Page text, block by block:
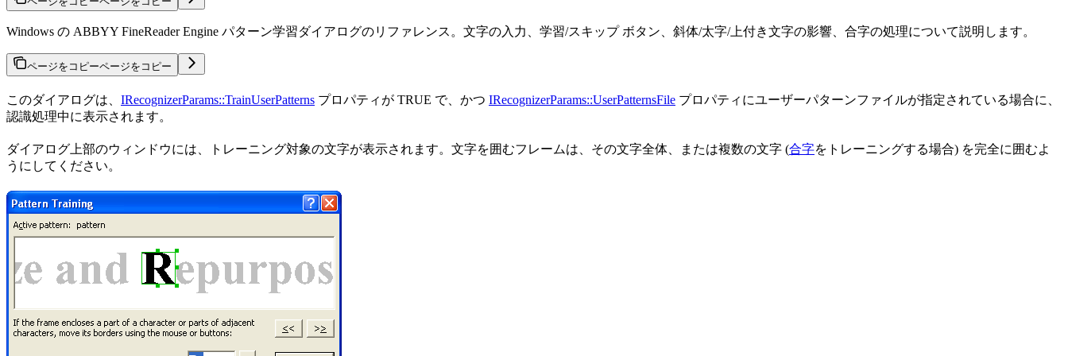
Windows の ABBYY FineReader Engine パターン学習ダイアログのリファレンス。文字の入力、学習/スキップ ボタン、斜体/太字/上付き文字の影響、合字の処理について説明します。
ページをコピーページをコピー
このダイアログは、 IRecognizerParams::TrainUserPatterns プロパティが TRUE で、かつ IRecognizerParams::UserPatternsFile プロパティにユーザーパターンファイルが指定されている場合に、
認識処理中に表示されます。
ダイアログ上部のウィンドウには、トレーニング対象の文字が表示されます。文字を囲むフレームは、その文字全体、または複数の文字 (合字をトレーニングする場合) を完全に囲むよ
うにしてください。